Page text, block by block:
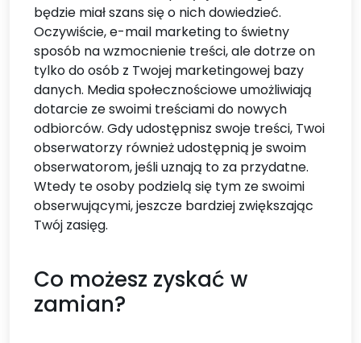
będzie miał szans się o nich dowiedzieć.
Oczywiście, e-mail marketing to świetny
sposób na wzmocnienie treści, ale dotrze on
tylko do osób z Twojej marketingowej bazy
danych. Media społecznościowe umożliwiają
dotarcie ze swoimi treściami do nowych
odbiorców. Gdy udostępnisz swoje treści, Twoi
obserwatorzy również udostępnią je swoim
obserwatorom, jeśli uznają to za przydatne.
Wtedy te osoby podzielą się tym ze swoimi
obserwującymi, jeszcze bardziej zwiększając
Twój zasięg.
Co możesz zyskać w
zamian?